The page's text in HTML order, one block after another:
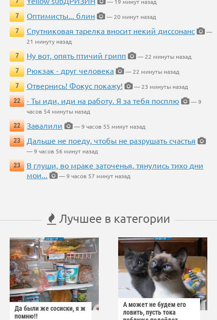
— 19 минут назад
7
Оптимисты... блин
— 20 минут назад
7
Спутниковая тарелка вносит некий диссонанс
—
21 минуту назад
7
Ну вот, опять птичий грипп
— 22 минуты назад
7
Рюкзак - друг человека
— 22 минуты назад
7
Отвернись! Фокус покажу!
— 23 минуты назад
22
- Ты иди, иди на работу. Я за тебя посплю
— 9
часов 54 минуты назад
22
Завалили
— 9 часов 55 минут назад
23
Дальше не поеду, чтобы не разрушать счастья
— 9 часов 56 минут назад
23
В глуши, во мраке заточенья, тянулись тихо дни
мои...
— 9 часов 57 минут назад
Лучшее в категории
Да были же сосиски, я ж
помню!!
А может не будем его
ловить, пусть тока